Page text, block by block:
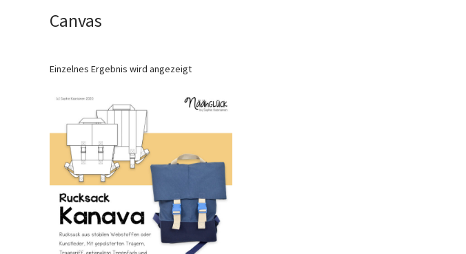
Canvas
Einzelnes Ergebnis wird angezeigt